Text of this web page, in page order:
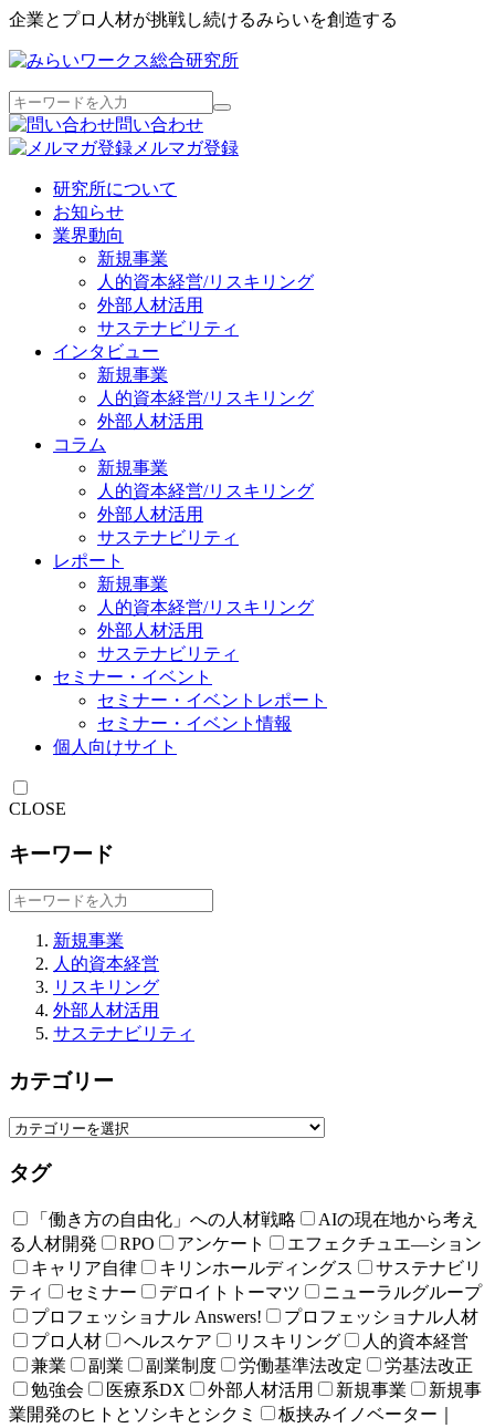
企業とプロ人材が挑戦し続けるみらいを創造する
問い合わせ
メルマガ登録
研究所について
お知らせ
業界動向
新規事業
人的資本経営/リスキリング
外部人材活用
サステナビリティ
インタビュー
新規事業
人的資本経営/リスキリング
外部人材活用
コラム
新規事業
人的資本経営/リスキリング
外部人材活用
サステナビリティ
レポート
新規事業
人的資本経営/リスキリング
外部人材活用
サステナビリティ
セミナー・イベント
セミナー・イベントレポート
セミナー・イベント情報
個人向けサイト
CLOSE
キーワード
新規事業
人的資本経営
リスキリング
外部人材活用
サステナビリティ
カテゴリー
タグ
「働き方の自由化」への人材戦略
AIの現在地から考え
る人材開発
RPO アンケート
エフェクチュエ―ション
キャリア自律
キリンホールディングス
サステナビリ
ティ
セミナー デロイトトーマツ
ニューラルグループ
プロフェッショナル Answers!
プロフェッショナル人材
プロ人材
ヘルスケア リスキリング
人的資本経営
兼業
副業 副業制度 労働基準法改定
労基法改正
勉強会
医療系DX 外部人材活用 新規事業
新規事
業開発のヒトとソシキとシクミ
板挟みイノベーター｜